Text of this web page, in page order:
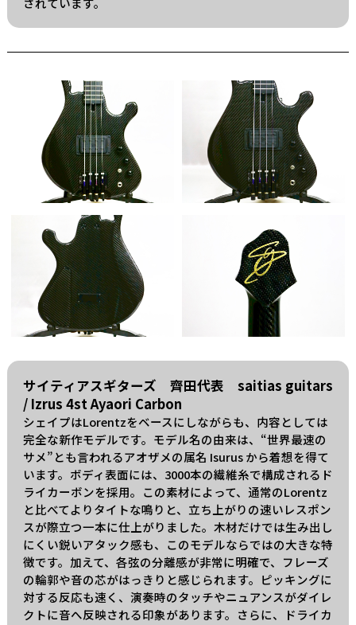
サイティアスギターズ 齊田代表 saitias guitars
/ Izrus 4st Ayaori Carbon
シェイプはLorentzをベースにしながらも、内容としては
完全な新作モデルです。モデル名の由来は、“世界最速の
サメ”とも言われるアオザメの属名 Isurus から着想を得て
います。ボディ表面には、3000本の繊維糸で構成されるド
ライカーボンを採用。この素材によって、通常のLorentz
と比べてよりタイトな鳴りと、立ち上がりの速いレスポン
スが際立つ一本に仕上がりました。木材だけでは生み出し
にくい鋭いアタック感も、このモデルならではの大きな特
徴です。加えて、各弦の分離感が非常に明確で、フレーズ
の輪郭や音の芯がはっきりと感じられます。ピッキングに
対する反応も速く、演奏時のタッチやニュアンスがダイレ
クトに音へ反映される印象があります。さらに、ドライカ